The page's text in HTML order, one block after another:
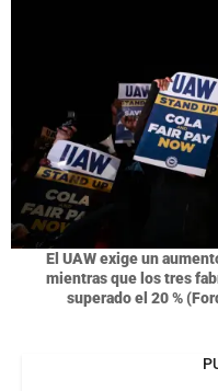
El UAW exige un
mientras que los tres
superado el 20 %